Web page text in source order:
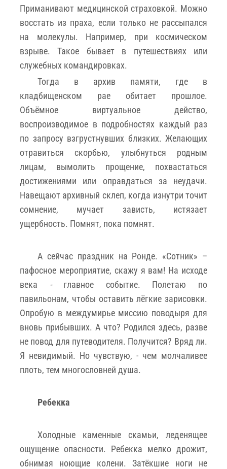
Приманивают медицинской страховкой. Можно
восстать из праха, если только не рассыпался
на молекулы. Например, при космическом
взрыве. Такое бывает в путешествиях или
служебных командировках.
Тогда в архив памяти, где в
кладбищенском рае обитает прошлое.
Объёмное виртуальное действо,
воспроизводимое в подробностях каждый раз
по запросу взгрустнувших близких. Желающих
отравиться скорбью, улыбнуться родным
лицам, вымолить прощение, похвастаться
достижениями или оправдаться за неудачи.
Навещают архивный склеп, когда изнутри точит
сомнение, мучает зависть, истязает
ущербность. Помнят, пока помнят.
А сейчас праздник на Ронде. «Сотник» –
пафосное мероприятие, скажу я вам! На исходе
века -главное событие. Полетаю по
павильонам, чтобы оставить лёгкие зарисовки.
Опробую в междумирье миссию поводыря для
вновь прибывших. А что? Родился здесь, разве
не повод для путеводителя. Получится? Вряд ли.
Я невидимый. Но чувствую, - чем молчаливее
плоть, тем многословней душа.
Ребекка
Холодные каменные скамьи, леденящее
ощущение опасности. Ребекка мелко дрожит,
обнимая ноющие колени. Затёкшие ноги не